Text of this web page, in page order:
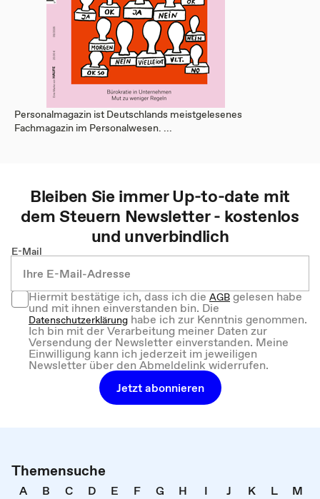
Personalmagazin ist Deutschlands meistgelesenes
Fachmagazin im Personalwesen. ...
Bleiben Sie immer Up-to-date mit
demSteuern Newsletter - kostenlos
und unverbindlich
E-Mail
Hiermit bestätige ich, dass ich dieAGBgelesen habe
und mit ihnen einverstanden bin. Die
Datenschutzerklärung habe ich zur Kenntnis genommen.
Ich bin mit der Verarbeitung meiner Daten zur
Versendung der Newsletter einverstanden. Meine
Einwilligung kann ich jederzeit im jeweiligen
Newsletter über den Abmeldelink widerrufen.
Jetzt abonnieren
Themensuche
A B C D E F G H I J K L
M